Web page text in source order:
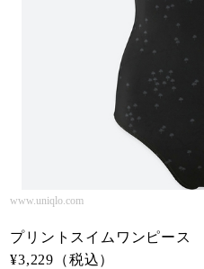
www.uniqlo.com
プリントスイムワンピース
¥3,229（税込）